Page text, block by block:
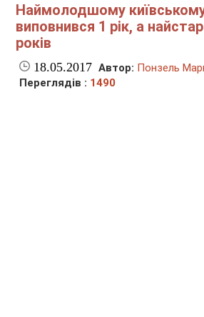
Наймолодшому
виповнився 1 рік, а
років
18.05.2017 Автор: Понзель
Переглядів : 1490